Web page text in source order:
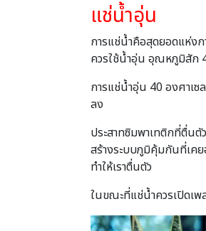
แช่น้ำอุ่น
การแช่น้ำคือสุดยอดแห่ง
ควรใช้น้ำอุ่น อุณหภูมิสัก
การแช่น้ำอุ่น 40 องศาเ
ลง
ประสาทซิมพาเทติกที่ตื่นตั
สร้างระบบภูมิคุ้มกันที่เคย
ทำให้เราตื่นตัว
ในขณะที่แช่น้ำควรเปิดเ